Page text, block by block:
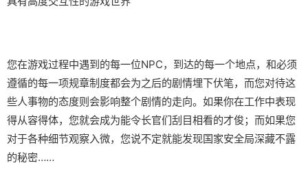
您在游戏过程中遇到的每一位NPC，到达的每一个地点，和必须
遵循的每一项规章制度都会为之后的剧情埋下伏笔，而您对待这
些人事物的态度则会影响整个剧情的走向。如果你在工作中表现
得从容得体，您就会成为能令长官们刮目相看的才俊；而如果您
对于各种细节观察入微，您说不定就能发现国家安全局深藏不露
的秘密……